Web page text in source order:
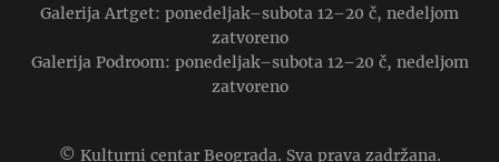
Galerija Artget: ponedeljak–subota 12–20 č, nedeljom
zatvoreno
Galerija Podroom: ponedeljak–subota 12–20 č, nedeljom
zatvoreno
© Kulturni centar Beograda. Sva prava zadržana.